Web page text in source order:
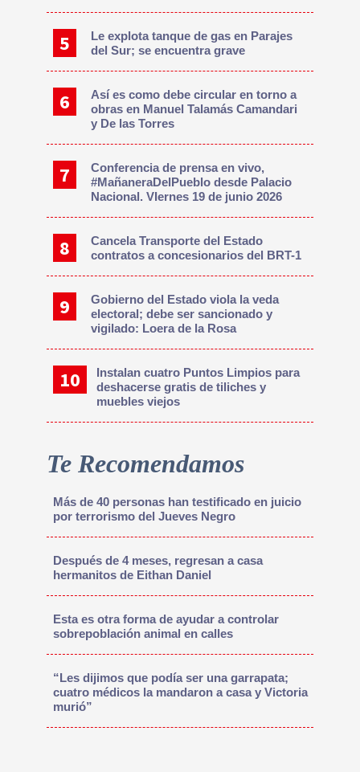
Le explota tanque de gas en Parajes
del Sur; se encuentra grave
Así es como debe circular en torno a
obras en Manuel Talamás Camandari
y De las Torres
Conferencia de prensa en vivo,
#MañaneraDelPueblo desde Palacio
Nacional. VIernes 19 de junio 2026
Cancela Transporte del Estado
contratos a concesionarios del BRT-1
Gobierno del Estado viola la veda
electoral; debe ser sancionado y
vigilado: Loera de la Rosa
Instalan cuatro Puntos Limpios para
deshacerse gratis de tiliches y
muebles viejos
Te Recomendamos
Más de 40 personas han testificado en juicio
por terrorismo del Jueves Negro
Después de 4 meses, regresan a casa
hermanitos de Eithan Daniel
Esta es otra forma de ayudar a controlar
sobrepoblación animal en calles
“Les dijimos que podía ser una garrapata;
cuatro médicos la mandaron a casa y Victoria
murió”